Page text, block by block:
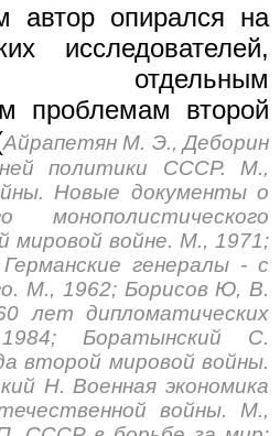
автор опирался на
исследователей,
отдельным
проблемам второй
Айрапетян М. Э., Деборин
политики СССР. М.,
Новые документы о
монополистического
мировой войне. М., 1971;
генералы - с
М., 1962; Борисов Ю, В.
лет дипломатических
Боратынский С.
второй мировой войны.
Н. Военная экономика
войны. М.,